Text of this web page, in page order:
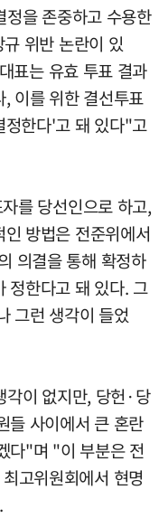
을 존중하고 수용한
위반 논란이 있
표는 유효 투표 결과
이를 위한 결선투표
정한다'고 돼 있다"고
를 당선인으로 하고,
방법은 전준위에서
의결을 통해 확정하
정한다고 돼 있다. 그
그런 생각이 들었
이 없지만, 당헌·당
들 사이에서 큰 혼란
다"며 "이 부분은 전
고위원회에서 현명